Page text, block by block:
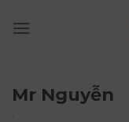
Mr Nguyễn